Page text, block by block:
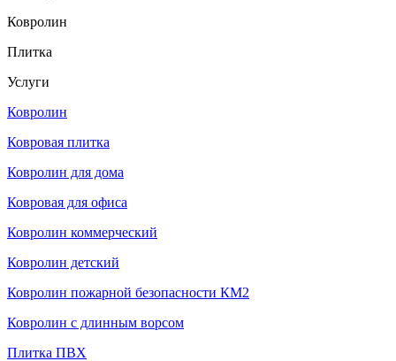
Ковролин
Плитка
Услуги
Ковролин
Ковровая плитка
Ковролин для дома
Ковровая для офиса
Ковролин коммерческий
Ковролин детский
Ковролин пожарной безопасности КМ2
Ковролин с длинным ворсом
Плитка ПВХ